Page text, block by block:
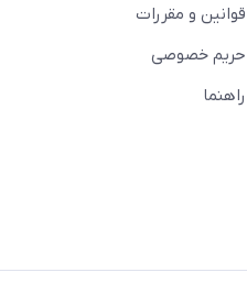
قوانین و مقررات
حریم خصوصی
راهنما